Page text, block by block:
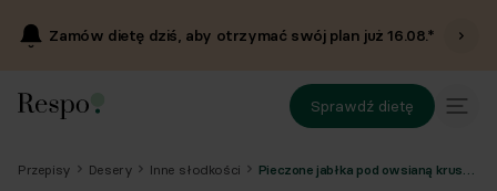
Zamów dietę dziś, aby otrzymać swój plan już16.08.*
Sprawdź dietę
Przepisy Desery Inne słodkości